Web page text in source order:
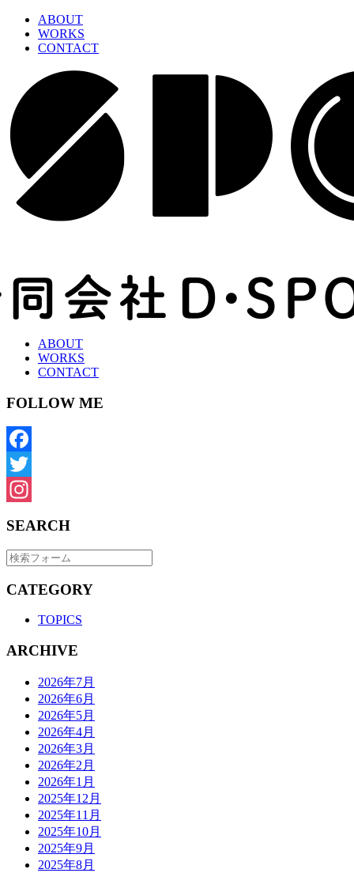
ABOUT
WORKS
CONTACT
ABOUT
WORKS
CONTACT
FOLLOW ME
Facebook
Twitter
SEARCH
CATEGORY
TOPICS
ARCHIVE
2026年7月
2026年6月
2026年5月
2026年4月
2026年3月
2026年2月
2026年1月
2025年12月
2025年11月
2025年10月
2025年9月
2025年8月